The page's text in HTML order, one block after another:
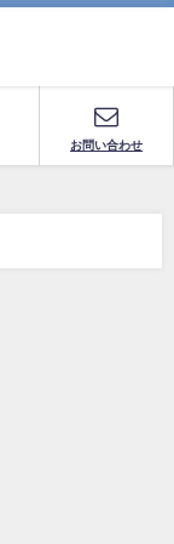
お問い合わせ